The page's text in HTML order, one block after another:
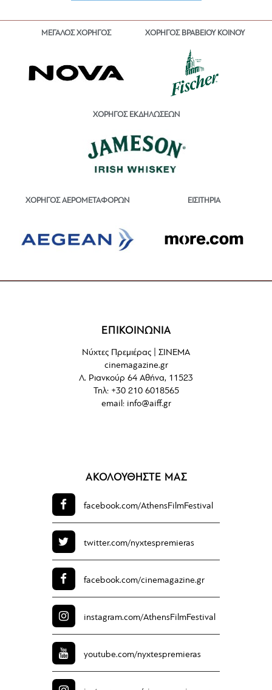
ΜΕΓΑΛΟΣ ΧΟΡΗΓΟΣ ΧΟΡΗΓΟΣ ΒΡΑΒΕΙΟΥ ΚΟΙΝΟΥ
ΧΟΡΗΓΟΣ ΕΚΔΗΛΩΣΕΩΝ
ΧΟΡΗΓΟΣ ΑΕΡΟΜΕΤΑΦΟΡΩΝ ΕΙΣΙΤΗΡΙΑ
ΕΠΙΚΟΙΝΩΝΙΑ
Νύχτες Πρεμιέρας | ΣΙΝΕΜΑ
cinemagazine.gr
Λ. Ριανκούρ 64 Αθήνα, 11523
Τηλ: +30 210 6018565
email: info@aiff.gr
ΑΚΟΛΟΥΘΗΣΤΕ ΜΑΣ
facebook.com/AthensFilmFestival
twitter.com/nyxtespremieras
facebook.com/cinemagazine.gr
instagram.com/AthensFilmFestival
youtube.com/nyxtespremieras